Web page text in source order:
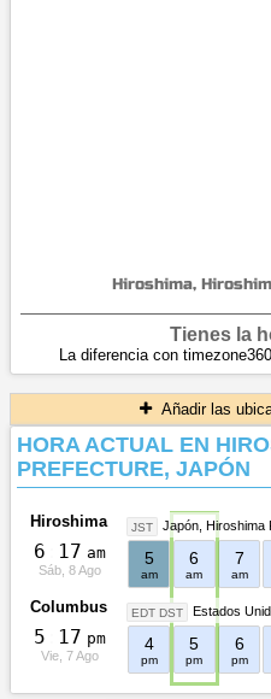
Hiroshima,
Tienes la
La diferencia con
Añadir las
HORA ACTUAL EN
PREFECTURE, JAPÓN
Hiroshima JST Japón Hiroshima
6 17 am
Sáb, 8 Ago
5
am
6
am
7
am
Columbus EDT DST Estados
5 17 pm
Vie, 7 Ago
4
pm
5
pm
6
pm